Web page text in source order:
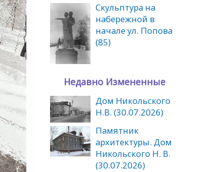
Скульптура на
набережной в
начале ул. Попова
(85)
Недавно Измененные
Дом Никольского
Н.В. (30.07.2026)
Памятник
архитектуры. Дом
Никольского Н. В.
(30.07.2026)